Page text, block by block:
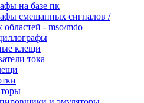
на базе пк
смешанных сигналов /
- mso/mdo
клещи
тока